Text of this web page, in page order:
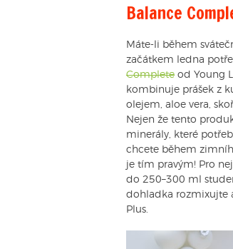
Balance
Máte-li během
začátkem ledna
Complete od Young
kombinuje prášek z
olejem, aloe vera,
Nejen že tento
minerály, které
chcete během
je tím pravým! Pro
do 250–300 ml
dohladka rozmixujte
Plus.